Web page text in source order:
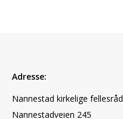
Adresse:
Nannestad kirkelige fellesråd
Nannestadveien 245